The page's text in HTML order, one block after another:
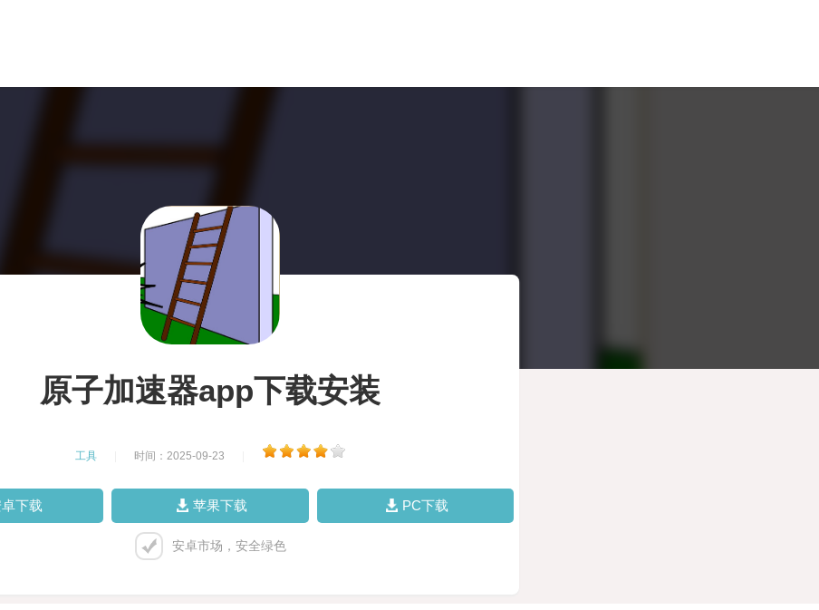
原子加速器app下载安装
工具 时间：2025-09-23
下载 苹果下载 PC下载
安卓市场，安全绿色